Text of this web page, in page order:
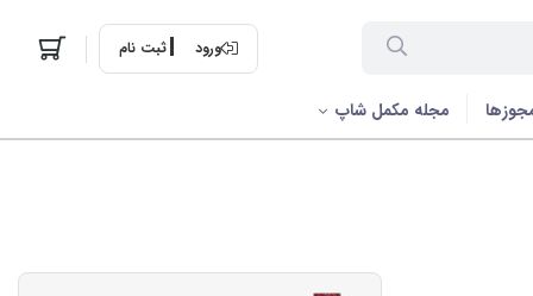
ورود ثبت نام
مجله مکمل شاپ